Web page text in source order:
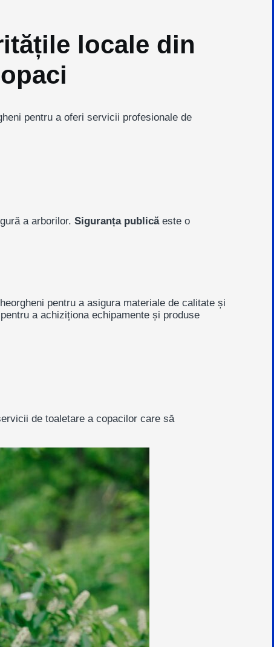
locale din
pentru a oferi servicii profesionale de
a arborilor.Siguranța publicăeste o
pentru a asigura materiale de calitate și
pentru a achiziționa echipamente și produse
de toaletare a copacilor care să